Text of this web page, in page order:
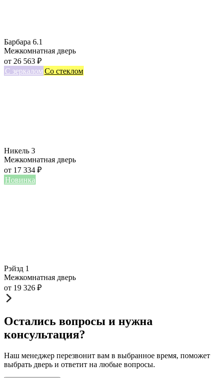
Барбара 6.1
Межкомнатная дверь
от 26 563 ₽
С зеркалом Со стеклом
Никель 3
Межкомнатная дверь
от 17 334 ₽
Новинка
Рэйзд 1
Межкомнатная дверь
от 19 326 ₽
Остались вопросы и нужна
консультация?
Наш менеджер перезвонит вам в выбранное время, поможет
выбрать дверь и ответит на любые вопросы.